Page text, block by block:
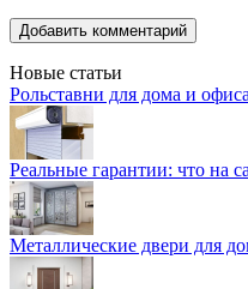
Новые статьи
Рольставни для дома и
Реальные гарантии: что на
Металлические двери для